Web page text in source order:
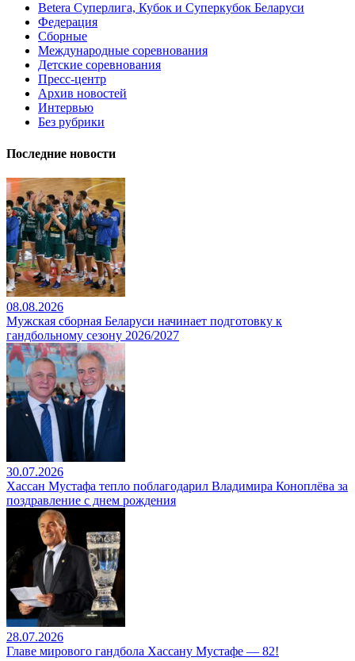
Betera Суперлига, Кубок и Суперкубок Беларуси
Федерация
Сборные
Международные соревнования
Детские соревнования
Пресс-центр
Архив новостей
Интервью
Без рубрики
Последние новости
08.08.2026
Мужская сборная Беларуси начинает подготовку к
гандбольному сезону 2026/2027
30.07.2026
Хассан Мустафа тепло поблагодарил Владимира Коноплёва за
поздравление с днем рождения
28.07.2026
Главе мирового гандбола Хассану Мустафе — 82!